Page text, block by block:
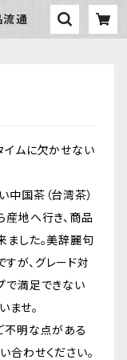
通
イムに欠かせない
中国茶（台湾茶）
産地へ行き、商品
ました。美辞麗句
が、グレード対
で満足できない
ませ。
不明な点がある
合わせください。